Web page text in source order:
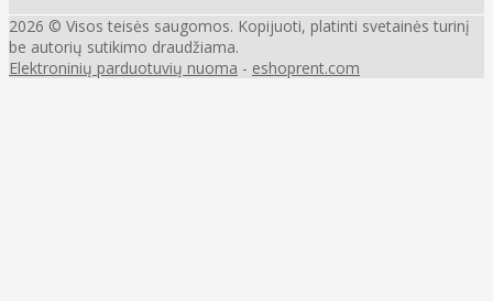
2026 © Visos teisės saugomos. Kopijuoti, platinti svetainės turinį
be autorių sutikimo draudžiama.
Elektroninių parduotuvių nuoma - eshoprent.com